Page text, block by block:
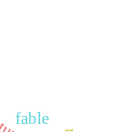
fable